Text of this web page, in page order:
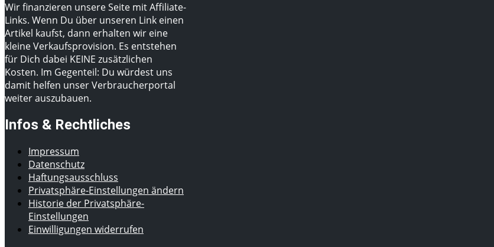
Wir finanzieren unsere Seite mit Affiliate-
Links. Wenn Du über unseren Link einen
Artikel kaufst, dann erhalten wir eine
kleine Verkaufsprovision. Es entstehen
für Dich dabei KEINE zusätzlichen
Kosten. Im Gegenteil: Du würdest uns
damit helfen unser Verbraucherportal
weiter auszubauen.
Infos & Rechtliches
Impressum
Datenschutz
Haftungsausschluss
Privatsphäre-Einstellungen ändern
Historie der Privatsphäre-
Einstellungen
Einwilligungen widerrufen